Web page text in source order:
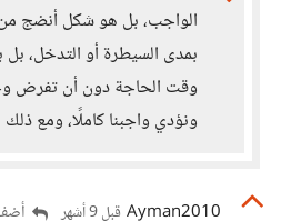
الواجب، بل هو شكل أنضج من
بمدى السيطرة أو التدخل،
وقت الحاجة دون أن تفرض
ونؤدي واجبنا كاملًا، ومع
Ayman2010 قبل 9 أشهر